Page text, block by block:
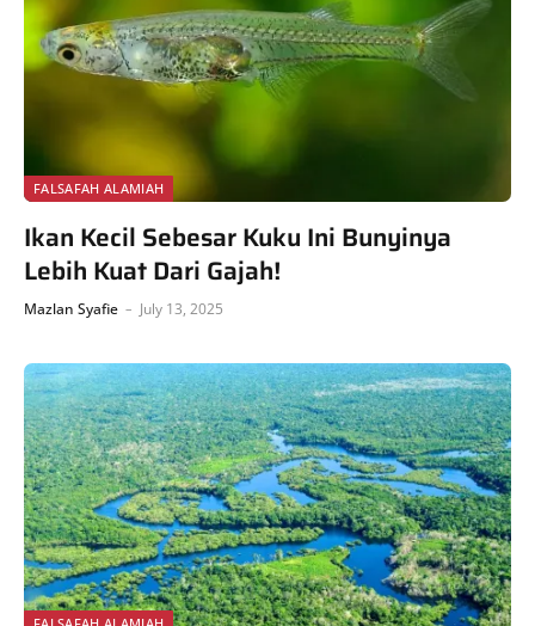
FALSAFAH ALAMIAH
Ikan Kecil Sebesar Kuku Ini Bunyinya
Lebih Kuat Dari Gajah!
Mazlan Syafie July 13, 2025